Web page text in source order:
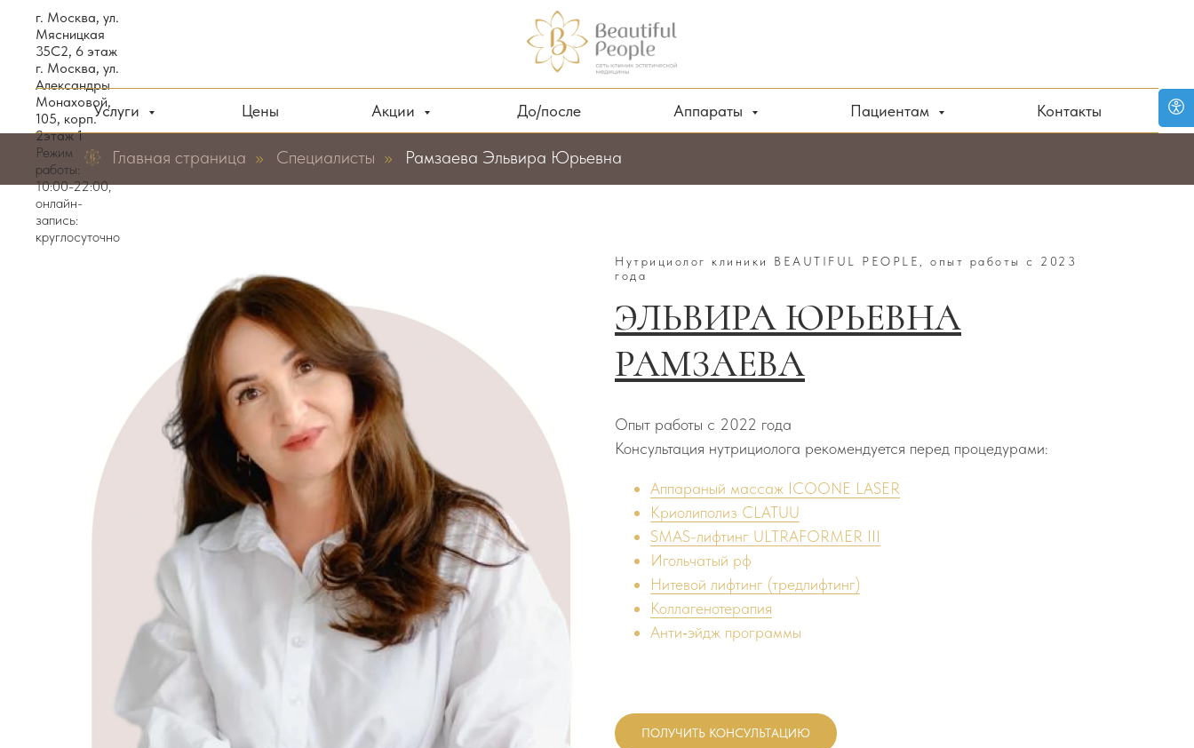
г. Москва, ул.
Мясницкая
35С2, 6 этаж
г. Москва, ул.
Александры
Монаховой,
105, корп.
2этаж 1
Режим
работы:
10:00-22:00,
онлайн-
запись:
круглосуточно
Услуги Цены Акции До/после Аппараты Пациентам Контакты
Главная страница » Специалисты » Рамзаева Эльвира Юрьевна
Нутрициолог клиники
BEAUTIFUL PEOPLE, опыт работы с 2023
года
ЭЛЬВИРА ЮРЬЕВНА
РАМЗАЕВА
Опыт работы с 2022 года
Консультация нутрициолога рекомендуется перед процедурами:
Аппараный массаж ICOONE LASER
Криолиполиз CLATUU
SMAS-лифтинг ULTRAFORMER III
Игольчатый рф
Нитевой лифтинг (тредлифтинг)
Коллагенотерапия
Анти‑эйдж программы
ПОЛУЧИТЬ КОНСУЛЬТАЦИЮ